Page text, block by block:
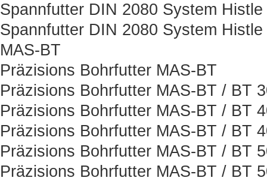
Spannfutter DIN 2080 System
Spannfutter DIN 2080 System
MAS-BT
Präzisions Bohrfutter MAS-BT
Präzisions Bohrfutter MAS-BT / BT
Präzisions Bohrfutter MAS-BT / BT
Präzisions Bohrfutter MAS-BT / BT
Präzisions Bohrfutter MAS-BT / BT
Präzisions Bohrfutter MAS-BT / BT